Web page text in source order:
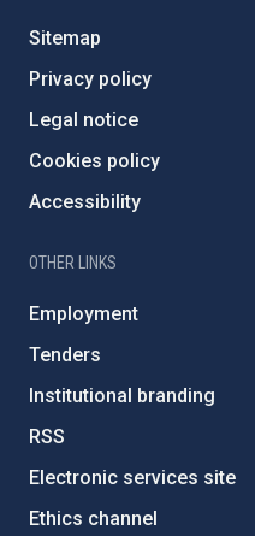
Sitemap
Privacy policy
Legal notice
Cookies policy
Accessibility
OTHER LINKS
Employment
Tenders
Institutional branding
RSS
Electronic services site
Ethics channel